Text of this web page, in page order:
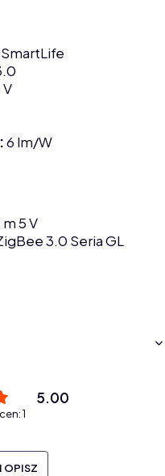
V
6 lm/W
5 V
3.0 Seria GL
5.00
1
OPISZ